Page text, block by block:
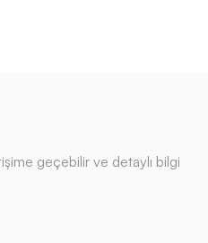
geçebilir ve detaylı bilgi